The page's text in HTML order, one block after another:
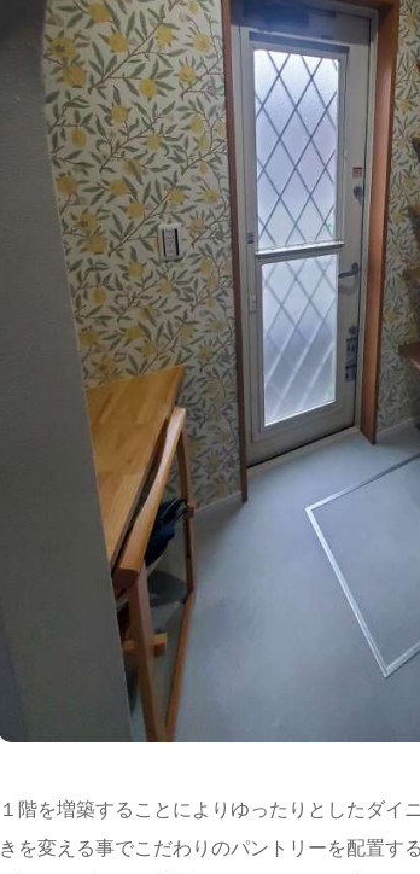
１階を増築することによりゆったりとしたダイ
きを変える事でこだわりのパントリーを配置す